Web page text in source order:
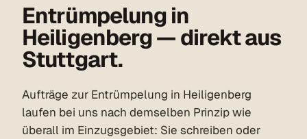
Entrümpelung in
Heiligenberg — direkt aus
Stuttgart.
Aufträge zur Entrümpelung in Heiligenberg
laufen bei uns nach demselben Prinzip wie
überall im Einzugsgebiet: Sie schreiben oder